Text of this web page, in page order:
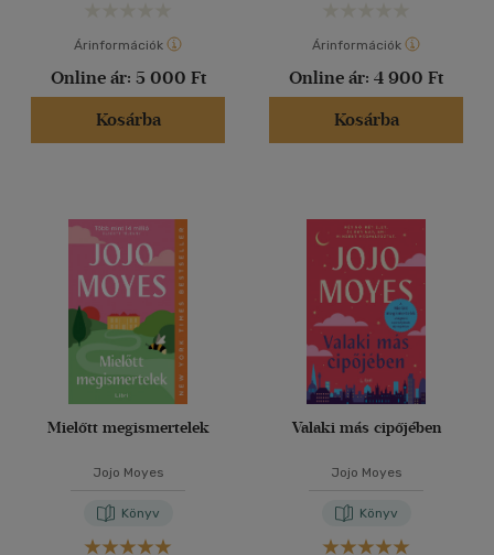
Árinformációk
Online ár: 5 000 Ft
Kosárba
Árinformációk
Online ár: 4 900 Ft
Kosárba
Mielőtt megismertelek
Jojo Moyes
Könyv
Valaki más cipőjében
Jojo Moyes
Könyv